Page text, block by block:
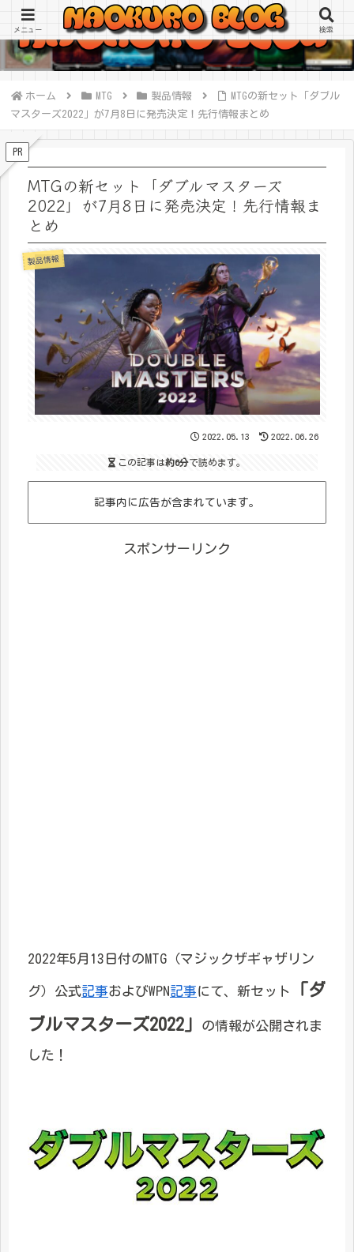
ホーム MTG 製品情報
MTGの新セット「ダブル
マスターズ2022」が7月8日に発売決定！先行情報まとめ
PR
MTGの新セット「ダブルマスターズ
2022」が7月8日に発売決定！先行情報ま
とめ
製品情報
2022.05.13 2022.06.26
この記事は約6分で読めます。
記事内に広告が含まれています。
スポンサーリンク
2022年5月13日付のMTG（マジックザギャザリン
グ）公式記事およびWPN記事にて、新セット
「ダ
ブルマスターズ2022」
の情報が公開されま
した！
メニュー 検索